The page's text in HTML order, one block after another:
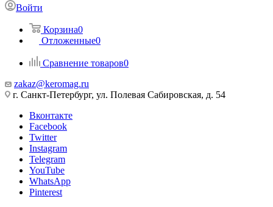
Войти
Корзина0
Отложенные0
Сравнение товаров0
zakaz@keromag.ru
г. Санкт-Петербург, ул. Полевая Сабировская, д. 54
Вконтакте
Facebook
Twitter
Instagram
Telegram
YouTube
WhatsApp
Pinterest